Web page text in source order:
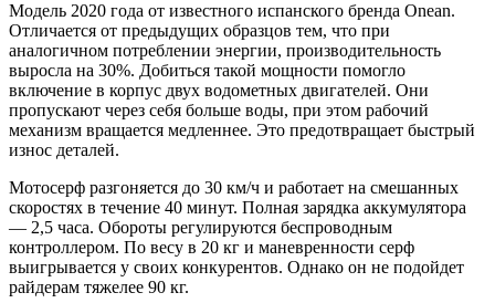
Модель 2020 года от известного испанского бренда Onean.
Отличается от предыдущих образцов тем, что при
аналогичном потреблении энергии, производительность
выросла на 30%. Добиться такой мощности помогло
включение в корпус двух водометных двигателей. Они
пропускают через себя больше воды, при этом рабочий
механизм вращается медленнее. Это предотвращает быстрый
износ деталей.
Мотосерф разгоняется до 30 км/ч и работает на смешанных
скоростях в течение 40 минут. Полная зарядка аккумулятора
— 2,5 часа. Обороты регулируются беспроводным
контроллером. По весу в 20 кг и маневренности серф
выигрывается у своих конкурентов. Однако он не подойдет
райдерам тяжелее 90 кг.